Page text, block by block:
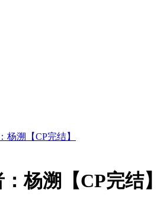
杨溯【CP完结】
杨溯【CP完结】